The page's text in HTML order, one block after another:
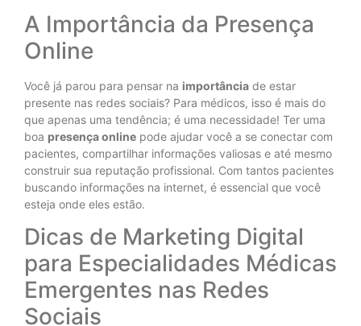
A Importância da Presença
Online
Você já parou para pensar na importância de estar
presente nas redes sociais? Para médicos, isso é mais do
que apenas uma tendência; é uma necessidade! Ter uma
boa presença online pode ajudar você a se conectar com
pacientes, compartilhar informações valiosas e até mesmo
construir sua reputação profissional. Com tantos pacientes
buscando informações na internet, é essencial que você
esteja onde eles estão.
Dicas de Marketing Digital
para Especialidades Médicas
Emergentes nas Redes
Sociais